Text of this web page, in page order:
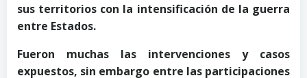
sus territorios con la intensificación de la guerra
entre Estados.
Fueron muchas las intervenciones y casos
expuestos, sin embargo entre las participaciones